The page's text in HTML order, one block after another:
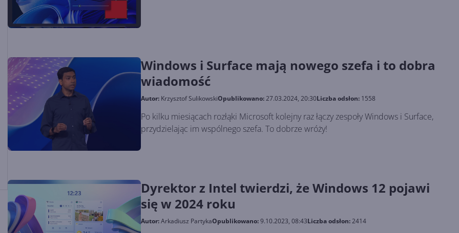
Windows i Surface mają nowego szefa i to dobra
wiadomość
Autor: Krzysztof SulikowskiOpublikowano:27.03.2024, 20:30Liczba odsłon: 1558
Po kilku miesiącach rozłąki Microsoft kolejny raz łączy zespoły Windows i Surface,
przydzielając im wspólnego szefa. To dobrze wróży!
Dyrektor z Intel twierdzi, że Windows 12 pojawi
się w 2024 roku
Autor:Arkadiusz PartykaOpublikowano:9.10.2023, 08:43Liczba odsłon:2414